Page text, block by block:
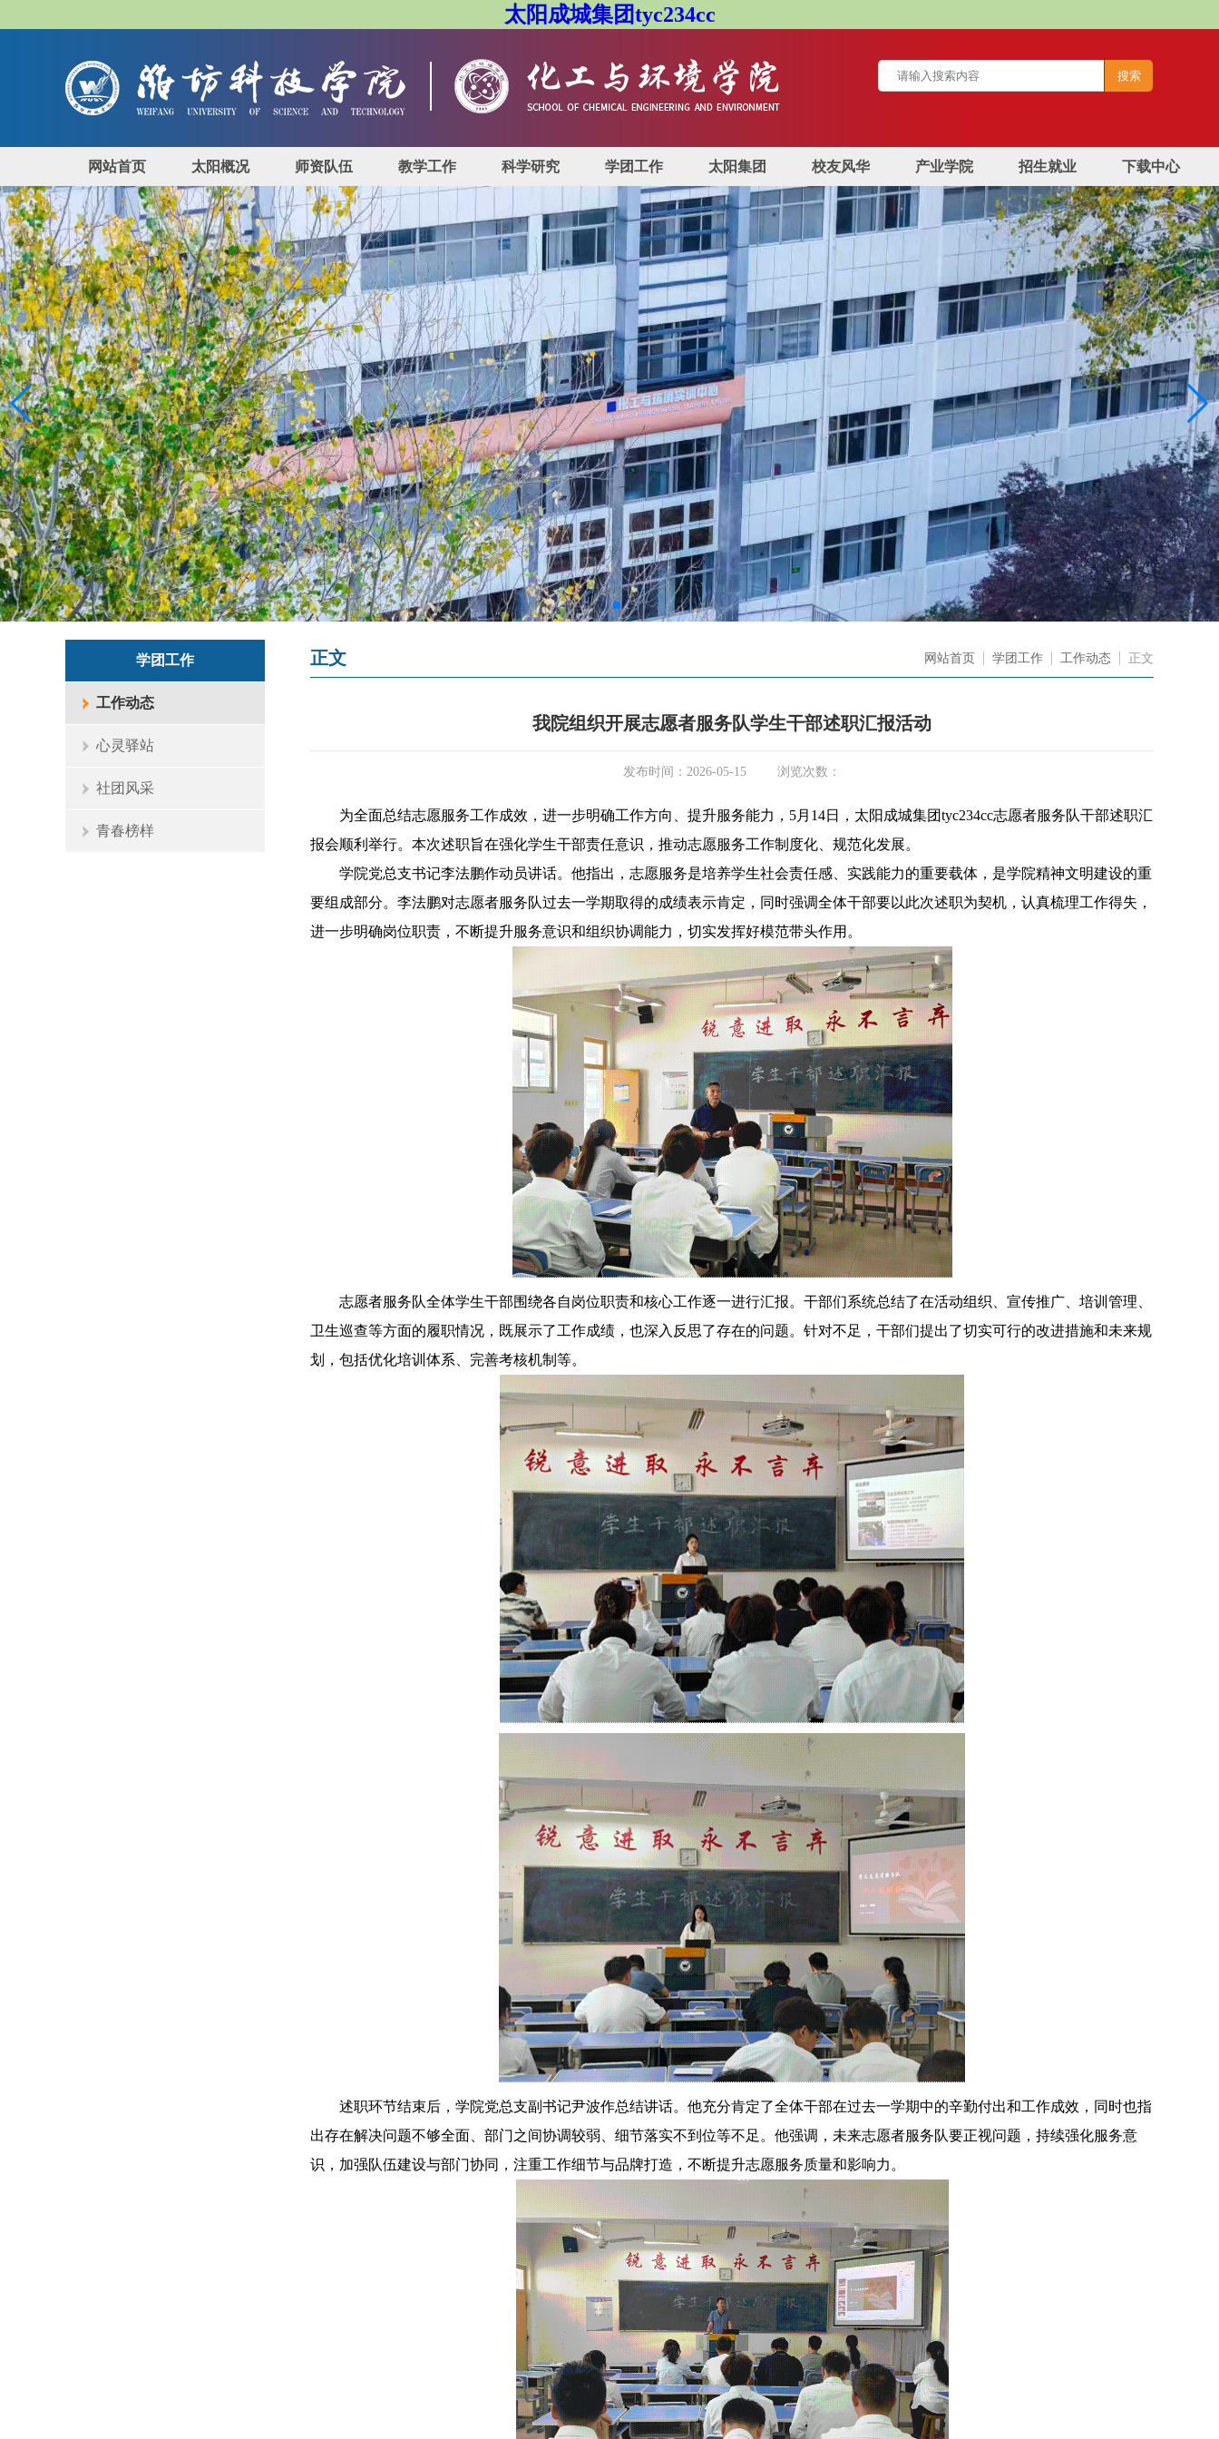
太阳成城集团tyc234cc
网站首页 太阳概况 师资队伍 教学工作 科学研究 学团工作 太阳集团 校友风华 产业学院 招生就业 下载中心
学团工作
工作动态
心灵驿站
社团风采
青春榜样
正文 网站首页 学团工作 工作动态 正文
我院组织开展志愿者服务队学生干部述职汇报活动
发布时间：2026-05-15 浏览次数：
为全面总结志愿服务工作成效，进一步明确工作方向、提升服务能力， 5月 14日，太阳成城集团tyc234cc志愿者服务队干部述职汇
报会顺利举行。本次述职旨在强化学生干部责任意识，推动志愿服务工作制度化、规范化发展。
学院党总支书记李法鹏作动员讲话。他指出，志愿服务是培养学生社会责任感、实践能力的重要载体，是学院精神文明建设的重
要组成部分。李法鹏对志愿者服务队过去一学期取得的成绩表示肯定，同时强调全体干部要以此次述职为契机，认真梳理工作得失，
进一步明确岗位职责，不断提升服务意识和组织协调能力，切实发挥好模范带头作用。
志愿者服务队全体学生干部围绕各自岗位职责和核心工作逐一进行汇报。干部们系统总结了在活动组织、宣传推广、培训管理、
卫生巡查等方面的履职情况，既展示了工作成绩，也深入反思了存在的问题。针对不足，干部们提出了切实可行的改进措施和未来规
划，包括优化培训体系、完善考核机制等。
述职环节结束后，学院党总支副书记尹波作总结讲话。他充分肯定了全体干部在过去一学期中的辛勤付出和工作成效，同时也指
出存在解决问题不够全面、部门之间协调较弱、细节落实不到位等不足。他强调，未来志愿者服务队要正视问题，持续强化服务意
识，加强队伍建设与部门协同，注重工作细节与品牌打造，不断提升志愿服务质量和影响力。